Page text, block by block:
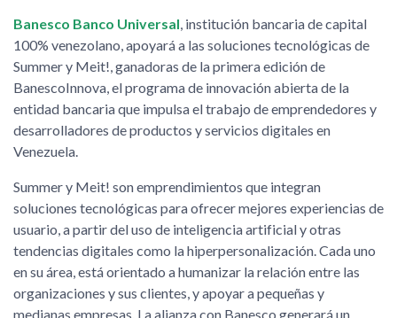
Banesco Banco Universal , institución bancaria de capital
100% venezolano, apoyará a las soluciones tecnológicas de
Summer y Meit!, ganadoras de la primera edición de
BanescoInnova, el programa de innovación abierta de la
entidad bancaria que impulsa el trabajo de emprendedores y
desarrolladores de productos y servicios digitales en
Venezuela.
Summer y Meit! son emprendimientos que integran
soluciones tecnológicas para ofrecer mejores experiencias de
usuario, a partir del uso de inteligencia artificial y otras
tendencias digitales como la hiperpersonalización. Cada uno
en su área, está orientado a humanizar la relación entre las
organizaciones y sus clientes, y apoyar a pequeñas y
medianas empresas. La alianza con Banesco generará un